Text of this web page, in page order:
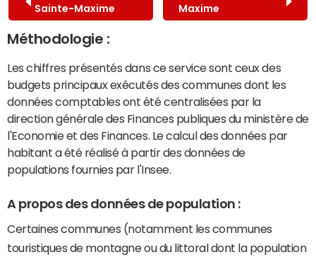
Sainte-Maxime
Maxime
Méthodologie :
Les chiffres présentés dans ce service sont ceux des
budgets principaux exécutés des communes dont les
données comptables ont été centralisées par la
direction générale des Finances publiques du ministère de
l'Economie et des Finances. Le calcul des données par
habitant a été réalisé à partir des données de
populations fournies par l'Insee.
A propos des données de population :
Certaines communes (notamment les communes
touristiques de montagne ou du littoral dont la population